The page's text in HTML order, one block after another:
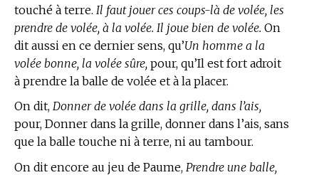
touché à terre. Il faut jouer ces coups-là de volée, les
prendre de volée, à la volée. Il joue bien de volée. On
dit aussi en ce dernier sens, qu’Un homme a la
volée bonne, la volée sûre, pour, qu’Il est fort adroit
à prendre la balle de volée et à la placer.
On dit, Donner de volée dans la grille, dans l’ais,
pour, Donner dans la grille, donner dans l’ais, sans
que la balle touche ni à terre, ni au tambour.
On dit encore au jeu de Paume, Prendre une balle,